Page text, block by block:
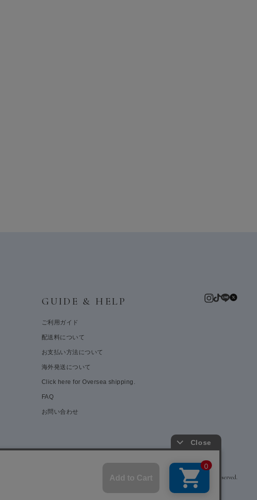
GUIDE & HELP
ご利用ガイド
配送料について
お支払い方法について
海外発送について
Click here for Oversea shipping.
FAQ
お問い合わせ
© weardept co.,ltd. All rights reserved.